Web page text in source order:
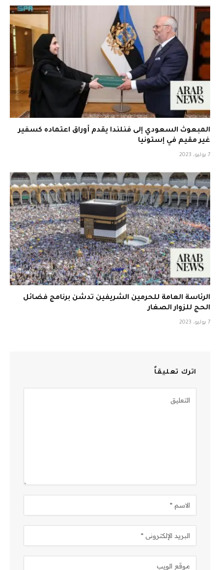
المبعوث السعودي إلى فنلندا يقدم أوراق اعتماده كسفير
غير مقيم في إستونيا
7 يوليو، 2023
الرئاسة العامة للحرمين الشريفين تدشن برنامج فضائل
الحج للزوار الصغار
7 يوليو، 2023
اترك تعليقاً